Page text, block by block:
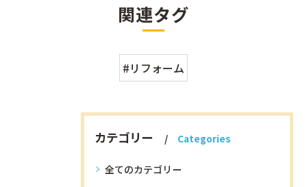
関連タグ
#リフォーム
カテゴリー Categories
全てのカテゴリー